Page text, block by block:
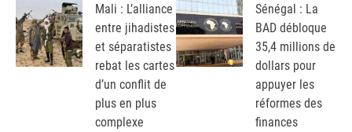
Mali : L’alliance
entre jihadistes
et séparatistes
rebat les cartes
d’un conflit de
plus en plus
complexe
Sénégal : La
BAD débloque
35,4 millions de
dollars pour
appuyer les
réformes des
finances